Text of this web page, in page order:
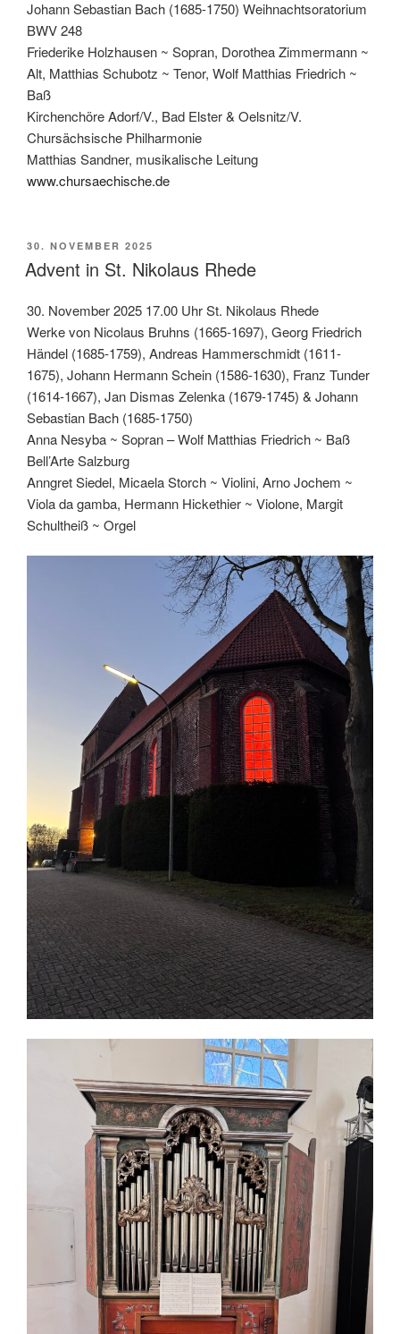
Johann Sebastian Bach (1685-1750) Weihnachtsoratorium
BWV 248
Friederike Holzhausen ~ Sopran, Dorothea Zimmermann ~
Alt, Matthias Schubotz ~ Tenor, Wolf Matthias Friedrich ~
Baß
Kirchenchöre Adorf/V., Bad Elster & Oelsnitz/V.
Chursächsische Philharmonie
Matthias Sandner, musikalische Leitung
www.chursaechische.de
VERÖFFENTLICHT
AM
30. NOVEMBER 2025
Advent in St. Nikolaus Rhede
30. November 2025 17.00 Uhr St. Nikolaus Rhede
Werke von Nicolaus Bruhns (1665-1697), Georg Friedrich
Händel (1685-1759), Andreas Hammerschmidt (1611-
1675), Johann Hermann Schein (1586-1630), Franz Tunder
(1614-1667), Jan Dismas Zelenka (1679-1745) & Johann
Sebastian Bach (1685-1750)
Anna Nesyba ~ Sopran – Wolf Matthias Friedrich ~ Baß
Bell’Arte Salzburg
Anngret Siedel, Micaela Storch ~ Violini, Arno Jochem ~
Viola da gamba, Hermann Hickethier ~ Violone, Margit
Schultheiß ~ Orgel